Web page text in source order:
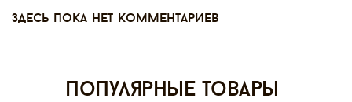
Здесь пока нет комментариев
Популярные товары